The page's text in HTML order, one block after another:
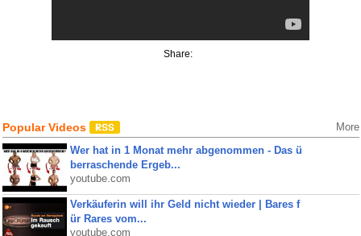
Share:
Popular Videos More
Wer hat in 1 Monat mehr abgenommen - Das ü
berraschende Ergeb...
youtube.com
Verkäuferin will ihr Geld nicht wieder | Bares f
ür Rares vom...
youtube.com